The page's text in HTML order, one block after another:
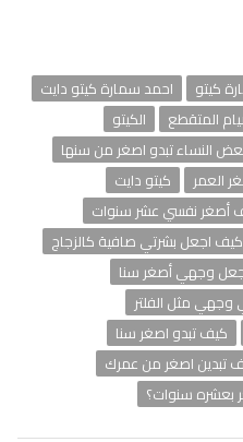
كيتو
احمد سمارة كيتو دايت
المتقطع
الكيتو
النساء تبدو اصغر من سنها
العمر
كيتو دايت
أصغر نفسي عشر سنوات
كيف اجعل بشرتي صافية كالزجاج
وجهي أصغر سنا
وجهي مثل الفلتر
كيف تبدو اصغر سنا
تبدين اصغر من عمرك
بعشره سنوات؟